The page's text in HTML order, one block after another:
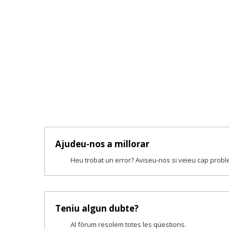
Ajudeu-nos a millorar
Heu trobat un error? Aviseu-nos si veieu cap
Teniu algun dubte?
Al fòrum resolem totes les qüestions.